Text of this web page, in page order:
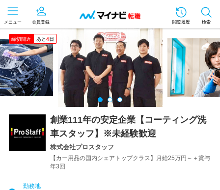
メニュー 会員登録 閲覧履歴 検索
締切間近 あと4日
創業111年の安定企業【コーティング洗
車スタッフ】※未経験歓迎
株式会社プロスタッフ
【カー用品の国内シェアトップクラス】月給25万円～＋賞与
年3回
勤務地